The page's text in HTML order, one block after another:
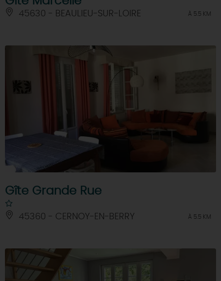
45630 - BEAULIEU-SUR-LOIRE À 5.5 KM
Gîte Grande Rue
45360 - CERNOY-EN-BERRY À 5.5 KM